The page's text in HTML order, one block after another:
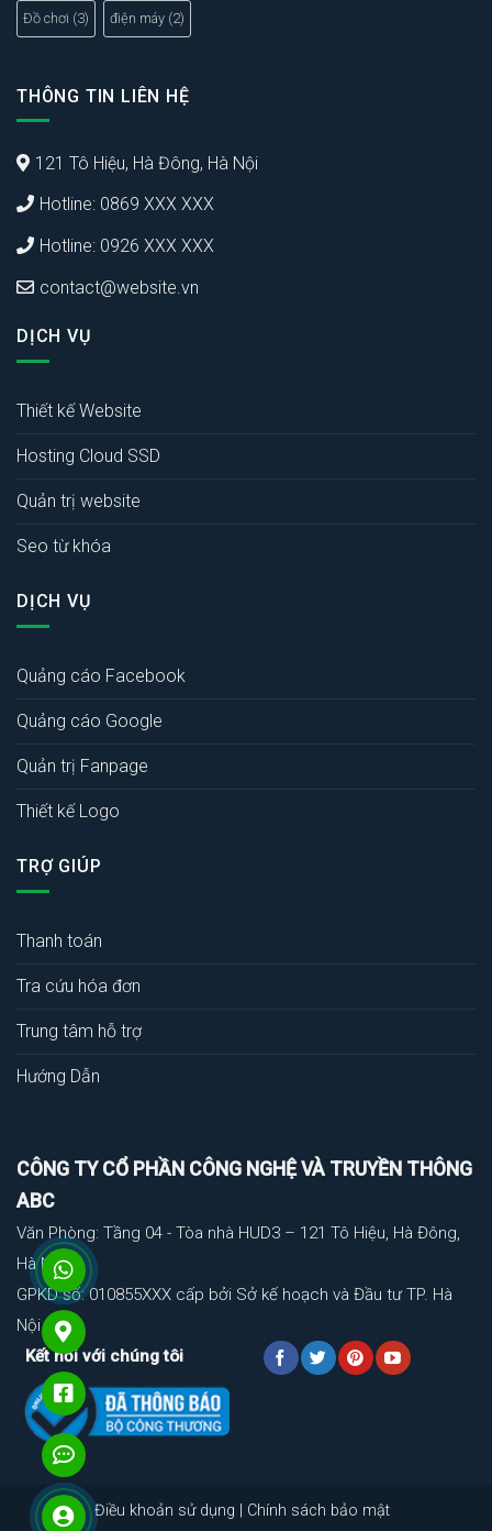
Đồ chơi (3) điện máy (2)
THÔNG TIN LIÊN HỆ
121 Tô Hiệu, Hà Đông, Hà Nội
Hotline: 0869 XXX XXX
Hotline: 0926 XXX XXX
contact@website.vn
DỊCH VỤ
Thiết kế Website
Hosting Cloud SSD
Quản trị website
Seo từ khóa
DỊCH VỤ
Quảng cáo Facebook
Quảng cáo Google
Quản trị Fanpage
Thiết kế Logo
TRỢ GIÚP
Thanh toán
Tra cứu hóa đơn
Trung tâm hỗ trợ
Hướng Dẫn
CÔNG TY CỔ PHẦN CÔNG NGHỆ VÀ TRUYỀN THÔNG
ABC
Văn Phòng: Tầng 04 - Tòa nhà HUD3 – 121 Tô Hiệu, Hà Đông,
Hà Nội
GPKD số: 010855XXX cấp bởi Sở kế hoạch và Đầu tư TP. Hà
Nội
Kết nối với chúng tôi
Điều khoản sử dụng Chính sách bảo mật